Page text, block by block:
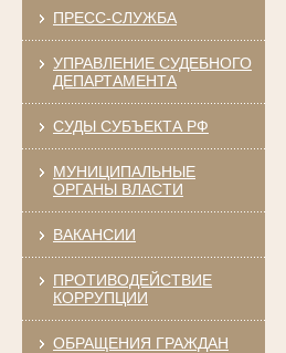
ПРЕСС-СЛУЖБА
УПРАВЛЕНИЕ СУДЕБНОГО
ДЕПАРТАМЕНТА
СУДЫ СУБЪЕКТА РФ
МУНИЦИПАЛЬНЫЕ
ОРГАНЫ ВЛАСТИ
ВАКАНСИИ
ПРОТИВОДЕЙСТВИЕ
КОРРУПЦИИ
ОБРАЩЕНИЯ ГРАЖДАН